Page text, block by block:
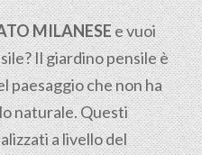
MILANESEe vuoi
Il giardino pensile è
paesaggio che non ha
naturale. Questi
a livello del